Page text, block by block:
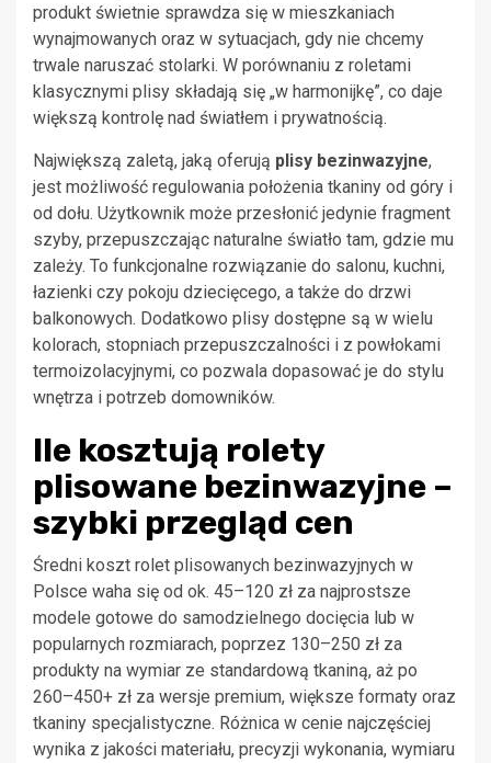
produkt świetnie sprawdza się w mieszkaniach
wynajmowanych oraz w sytuacjach, gdy nie chcemy
trwale naruszać stolarki. W porównaniu z roletami
klasycznymi plisy składają się „w harmonijkę”, co daje
większą kontrolę nad światłem i prywatnością.
Największą zaletą, jaką oferują plisy bezinwazyjne,
jest możliwość regulowania położenia tkaniny od góry i
od dołu. Użytkownik może przesłonić jedynie fragment
szyby, przepuszczając naturalne światło tam, gdzie mu
zależy. To funkcjonalne rozwiązanie do salonu, kuchni,
łazienki czy pokoju dziecięcego, a także do drzwi
balkonowych. Dodatkowo plisy dostępne są w wielu
kolorach, stopniach przepuszczalności i z powłokami
termoizolacyjnymi, co pozwala dopasować je do stylu
wnętrza i potrzeb domowników.
Ile kosztują rolety
plisowane bezinwazyjne –
szybki przegląd cen
Średni koszt rolet plisowanych bezinwazyjnych w
Polsce waha się od ok. 45–120 zł za najprostsze
modele gotowe do samodzielnego docięcia lub w
popularnych rozmiarach, poprzez 130–250 zł za
produkty na wymiar ze standardową tkaniną, aż po
260–450+ zł za wersje premium, większe formaty oraz
tkaniny specjalistyczne. Różnica w cenie najczęściej
wynika z jakości materiału, precyzji wykonania, wymiaru